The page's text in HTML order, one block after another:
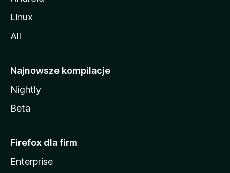
Linux
All
Najnowsze kompilacje
Nightly
Beta
Firefox dla firm
Enterprise